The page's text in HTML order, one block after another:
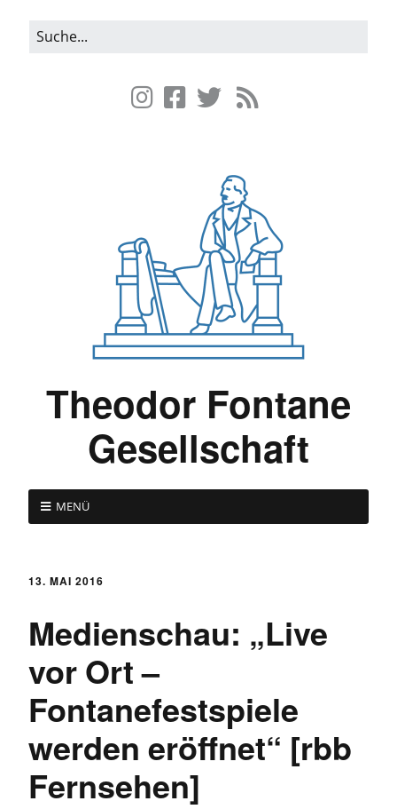
Theodor Fontane
Gesellschaft
MENÜ
13. MAI 2016
Medienschau: „Live
vor Ort –
Fontanefestspiele
werden eröffnet“ [rbb
Fernsehen]